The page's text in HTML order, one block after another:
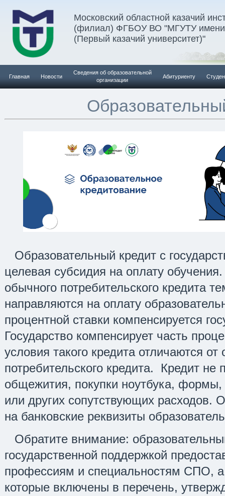
Московский областной казачий
(филиал) ФГБОУ ВО "МГУТУ имени
(Первый казачий университет)"
Главная Новости
Сведения об образовательной
организации
Абитуриенту
Образовательный кредит с
целевая субсидия на оплату
обычного потребительского кредита
направляются на оплату
процентной ставки компенсируется
Государство компенсирует часть
условия такого кредита отличаются от
потребительского кредита. Кредит не
общежития, покупки ноутбука, формы,
или других сопутствующих расходов.
на банковские реквизиты
Обратите внимание:
государственной поддержкой
профессиям и специальностям СПО, а
которые включены в перечень,